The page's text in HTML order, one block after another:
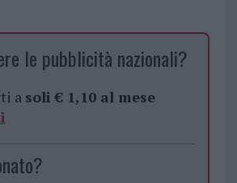
le pubblicità nazionali?
a soli € 1,10 al mese